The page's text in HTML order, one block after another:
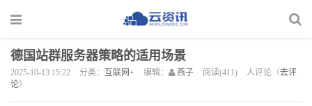
德国站群服务器策略的适用场景
2025-10-13 15:22 分类： 互联网+ 编辑： 燕子 阅读(411) 人评论（去评
论）